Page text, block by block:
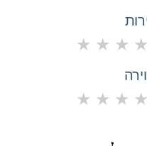
★ ★ ★ ★
★ ★ ★ ★